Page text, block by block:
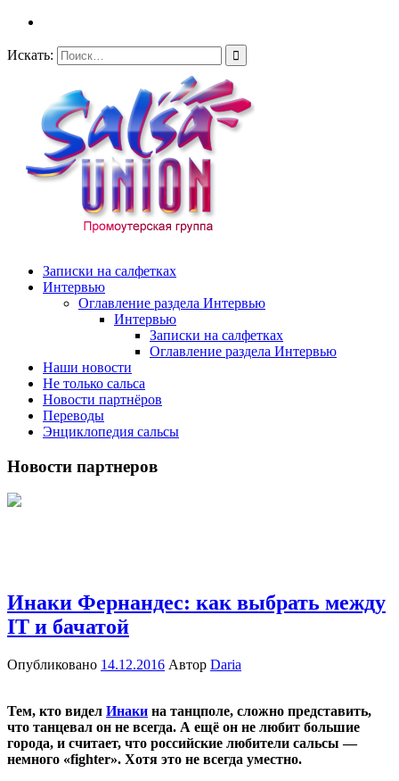
Искать:
Записки на салфетках
Интервью
Оглавление раздела Интервью
Интервью
Записки на салфетках
Оглавление раздела Интервью
Наши новости
Не только сальса
Новости партнёров
Переводы
Энциклопедия сальсы
Новости партнеров
Инаки Фернандес: как выбрать между
IT и бачатой
Опубликовано 14.12.2016 Автор Daria
Тем, кто видел Инаки на танцполе, сложно представить,
что танцевал он не всегда. А ещё он не любит большие
города, и считает, что российские любители сальсы —
немного «fighter». Хотя это не всегда уместно.